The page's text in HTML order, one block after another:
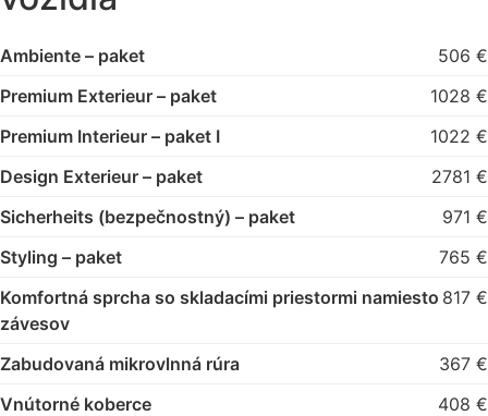
Ambiente – paket
506 €
Premium Exterieur – paket
1028 €
Premium Interieur – paket I
1022 €
Design Exterieur – paket
2781 €
Sicherheits (bezpečnostný) – paket
971 €
Styling – paket
765 €
Komfortná sprcha so skladacími priestormi namiesto
závesov
817 €
Zabudovaná mikrovlnná rúra
367 €
Vnútorné koberce
408 €